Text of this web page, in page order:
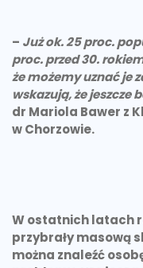
– Już ok. 25 proc.
proc. przed 30.
że możemy uznać je
wskazują, że jeszcze
dr Mariola Bawer z
w Chorzowie.
W ostatnich latach
przybrały masową
można znaleźć